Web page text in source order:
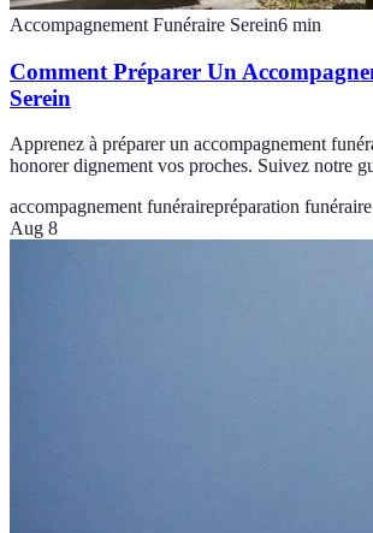
Accompagnement Funéraire Serein6 min
Comment Préparer Un
Serein
Apprenez à préparer un accompagnement
honorer dignement vos proches. Suivez notre
accompagnement funérairepréparation funéraire
Aug 8